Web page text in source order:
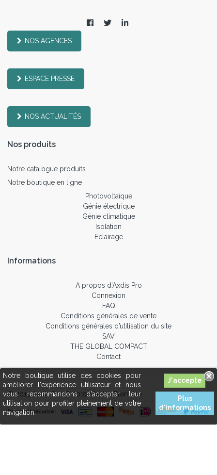
Notre boutique utilise des cookies pour
améliorer l'expérience utilisateur et nous
vous recommandons d'accepter leur
utilisation pour profiter pleinement de votre
navigation.
Plus
d'informations
NOS AGENCES
ESPACE PRESSE
NOS ACTUALITÉS
Nos produits
Notre catalogue produits
Notre boutique en ligne
Photovoltaïque
Génie électrique
Génie climatique
Isolation
Eclairage
Informations
A propos d’Axdis Pro
Connexion
FAQ
Conditions générales de vente
Conditions générales d’utilisation du site
SAV
THE GLOBAL COMPACT
Contact
© 2019 Axdis Pro © 2019 Matière Première